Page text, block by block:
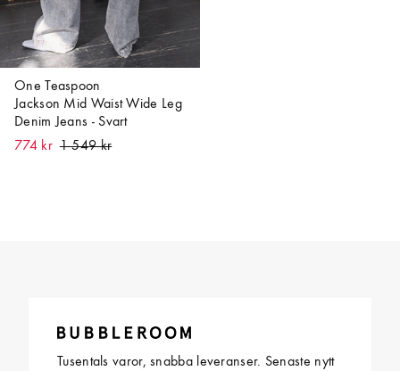
One Teaspoon
Jackson Mid Waist Wide Leg
Denim Jeans - Svart
774 kr
Tusentals varor, snabba leveranser. Senaste nytt